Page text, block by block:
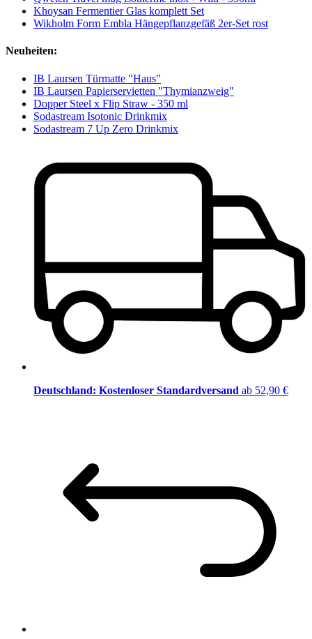
Khoysan Fermentier Glas komplett Set
Wikholm Form Embla Hängepflanzgefäß 2er-Set rost
Neuheiten:
IB Laursen Türmatte "Haus"
IB Laursen Papierservietten "Thymianzweig"
Dopper Steel x Flip Straw - 350 ml
Sodastream Isotonic Drinkmix
Sodastream 7 Up Zero Drinkmix
Deutschland: Kostenloser Standardversand ab 52,90 €